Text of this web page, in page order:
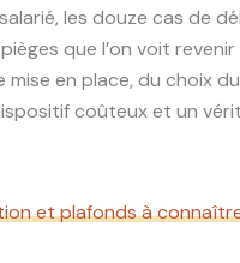
les douze cas de
que l’on voit
en place, du choix
coûteux et un
et plafonds à